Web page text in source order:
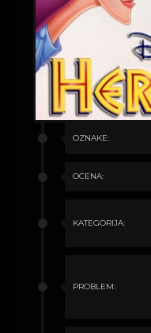
OZNAKE:
OCENA:
KATEGORIJA:
PROBLEM: